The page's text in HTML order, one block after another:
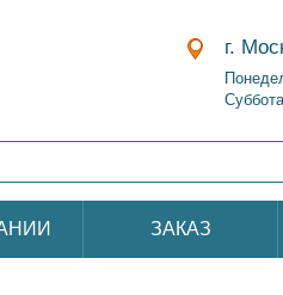
г.
ЗАКАЗ